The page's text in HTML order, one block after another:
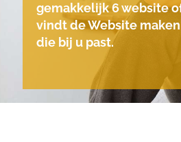
gemakkelijk 6 website
vindt de Website
die bij u past.